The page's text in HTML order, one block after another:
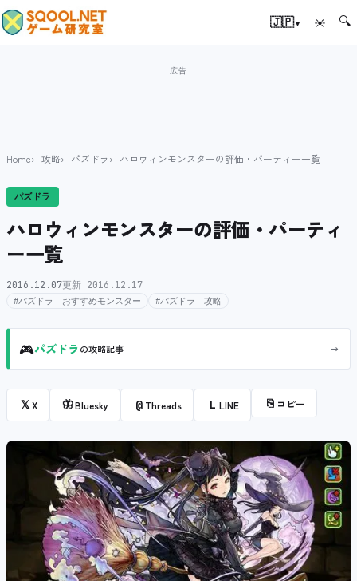
🇯🇵▾ ☀ 🔍
Home 攻略 パズドラ ハロウィンモンスターの評価・パーティー一覧
パズドラ
ハロウィンモンスターの評価・パーティ
ー一覧
2016.12.07更新 2016.12.17
#パズドラ おすすめモンスター #パズドラ 攻略
🎮パズドラの攻略記事 →
𝕏X 🦋Bluesky @ Threads L LINE ⎘ コピー